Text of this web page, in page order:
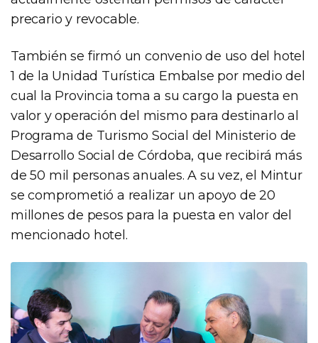
precario y revocable.
También se firmó un convenio de uso del hotel
1 de la Unidad Turística Embalse por medio del
cual la Provincia toma a su cargo la puesta en
valor y operación del mismo para destinarlo al
Programa de Turismo Social del Ministerio de
Desarrollo Social de Córdoba, que recibirá más
de 50 mil personas anuales. A su vez, el Mintur
se comprometió a realizar un apoyo de 20
millones de pesos para la puesta en valor del
mencionado hotel.